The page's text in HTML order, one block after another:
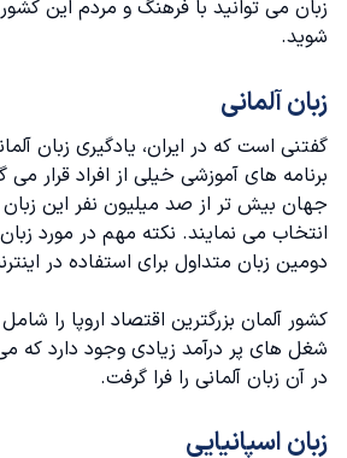
زبان می توانید با فرهنگ و مردم این
شوید.
زبان‌ آلمانی
گفتنی است که در ایران، یادگیری زبان
برنامه های آموزشی خیلی از افراد قرار می
جهان بیش تر از صد میلیون نفر این زبان
انتخاب می نمایند. نکته مهم در مورد
دومین زبان متداول برای استفاده در
کشور آلمان بزرگترین اقتصاد اروپا را
شغل های پر درآمد زیادی وجود دارد که
در آن زبان آلمانی را فرا گرفت.
زبان اسپانیایی